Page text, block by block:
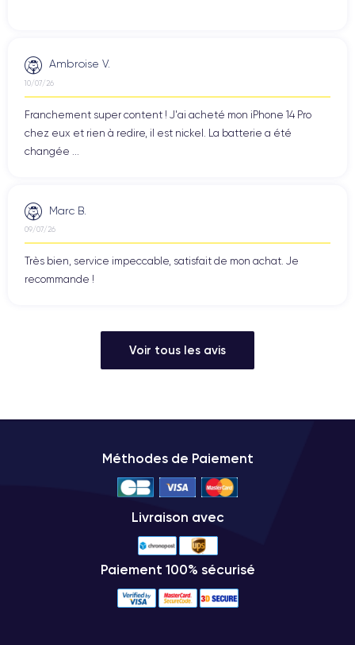
Ambroise V.
10/07/26
Franchement super content ! J'ai acheté mon iPhone 14 Pro
chez eux et rien à redire, il est nickel. La batterie a été
changée ...
Marc B.
09/07/26
Très bien, service impeccable, satisfait de mon achat. Je
recommande !
Voir tous les avis
Méthodes de Paiement
Livraison avec
Paiement 100% sécurisé